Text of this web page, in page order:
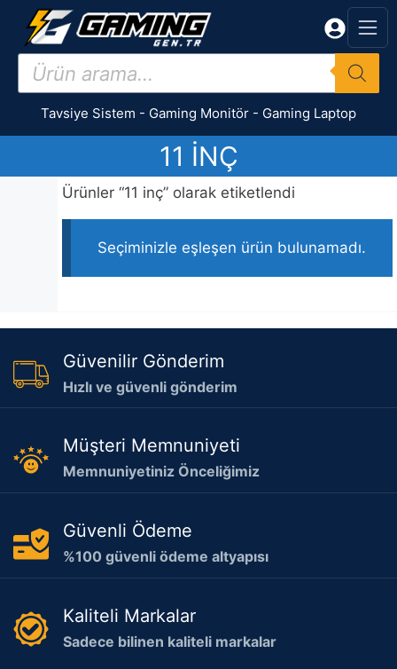
İçeriğe
Products
search
Tavsiye Sistem - Gaming Monitör - Gaming Laptop
11 INÇ
Ürünler “11 inç” olarak etiketlendi
Seçiminizle eşleşen ürün bulunamadı.
Güvenilir Gönderim
Hızlı ve güvenli gönderim
Müşteri Memnuniyeti
Memnuniyetiniz Önceliğimiz
Güvenli Ödeme
%100 güvenli ödeme altyapısı
Kaliteli Markalar
Sadece bilinen kaliteli markalar